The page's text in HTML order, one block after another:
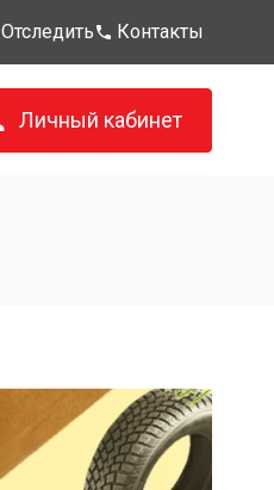
Отследить Контакты
Личный кабинет